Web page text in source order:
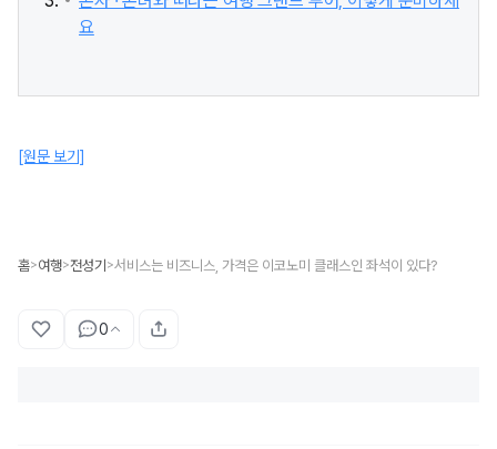
요
[원문 보기]
홈>여행>전성기 >서비스는 비즈니스, 가격은 이코노미 클래스인 좌석이 있다?
0